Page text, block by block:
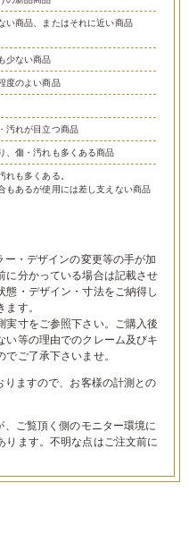
い商品、またはそれに近い商品
少ない商品
度のよい商品
汚れが目立つ商品
、傷・汚れも多くある商品
れも多くある。
もあるが使用には差し支えない商品
・デザインの変更等の手が加
に分かっている場合は記載させ
態・デザイン・寸法をご納得し
す。
実寸をご参照下さい。ご購入後
い等の理由でのクレーム及びキ
ご了承下さいませ。
ますので、お客様の計測との
ご覧頂く側のモニター環境に
ります。不明な点はご注文前に